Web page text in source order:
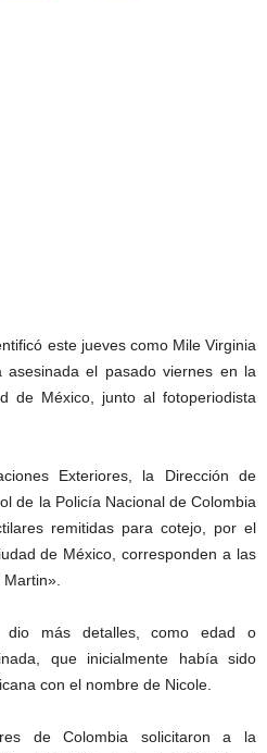
este jueves como Mile Virginia
el pasado viernes en la
de México, junto al fotoperiodista
Exteriores, la Dirección de
de la Policía Nacional de Colombia
remitidas para cotejo, por el
de México, corresponden a las
dio más detalles, como edad o
que inicialmente había sido
con el nombre de Nicole.
de Colombia solicitaron a la